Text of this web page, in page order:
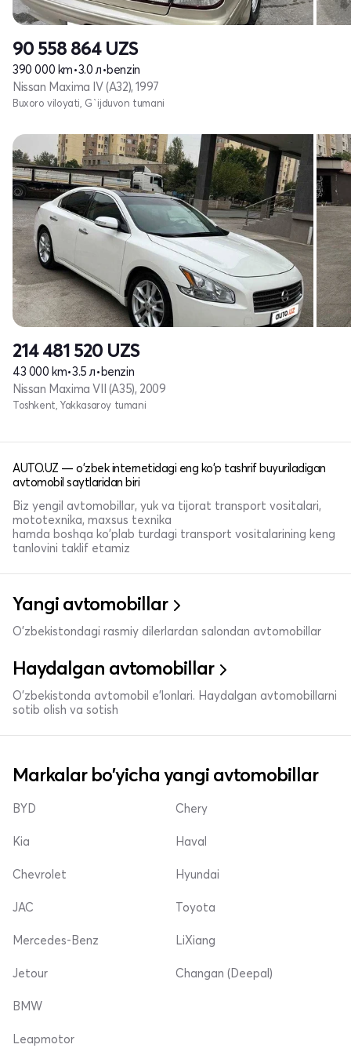
90 558 864 UZS
390 000 km•3.0 л•benzin
Nissan Maxima IV (A32), 1997
Buxoro viloyati, G`ijduvon tumani
214 481 520 UZS
43 000 km•3.5 л•benzin
Nissan Maxima VII (A35), 2009
Toshkent, Yakkasaroy tumani
AUTO.UZ — o'zbek internetidagi eng ko'p tashrif buyuriladigan
avtomobil saytlaridan biri
Biz yengil avtomobillar, yuk va tijorat transport vositalari,
mototexnika, maxsus texnika
hamda boshqa ko'plab turdagi transport vositalarining keng
tanlovini taklif etamiz
Yangi avtomobillar
O'zbekistondagi rasmiy dilerlardan salondan avtomobillar
Haydalgan avtomobillar
O'zbekistonda avtomobil e’lonlari. Haydalgan avtomobillarni
sotib olish va sotish
Markalar bo'yicha yangi avtomobillar
BYD
Kia
Chevrolet
Chery
Haval
Hyundai
JAC
Mercedes-Benz
Jetour
Toyota
LiXiang
Changan (Deepal)
BMW
Leapmotor